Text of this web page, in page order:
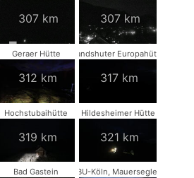
307 km 307 km
Geraer Hütte
312 km
Landshuter Europahütte
317 km
Hochstubaihütte
319 km
Hildesheimer Hütte
321 km
Bad Gastein NABU-Köln, Mauersegler #1